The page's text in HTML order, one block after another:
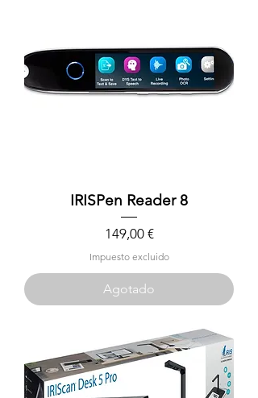
IRISPen Reader 8
Precio
149,00 €
Impuesto excluido
Agotado